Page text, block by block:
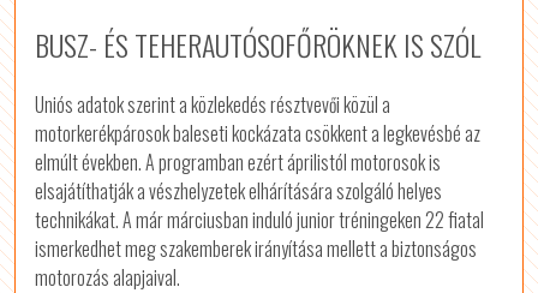
BUSZ- ÉS TEHERAUTÓSOFŐRÖKNEK IS SZÓL
Uniós adatok szerint a közlekedés résztvevői közül a
motorkerékpárosok baleseti kockázata csökkent a legkevésbé az
elmúlt években. A programban ezért áprilistól motorosok is
elsajátíthatják a vészhelyzetek elhárítására szolgáló helyes
technikákat. A már márciusban induló junior tréningeken 22 fiatal
ismerkedhet meg szakemberek irányítása mellett a biztonságos
motorozás alapjaival.